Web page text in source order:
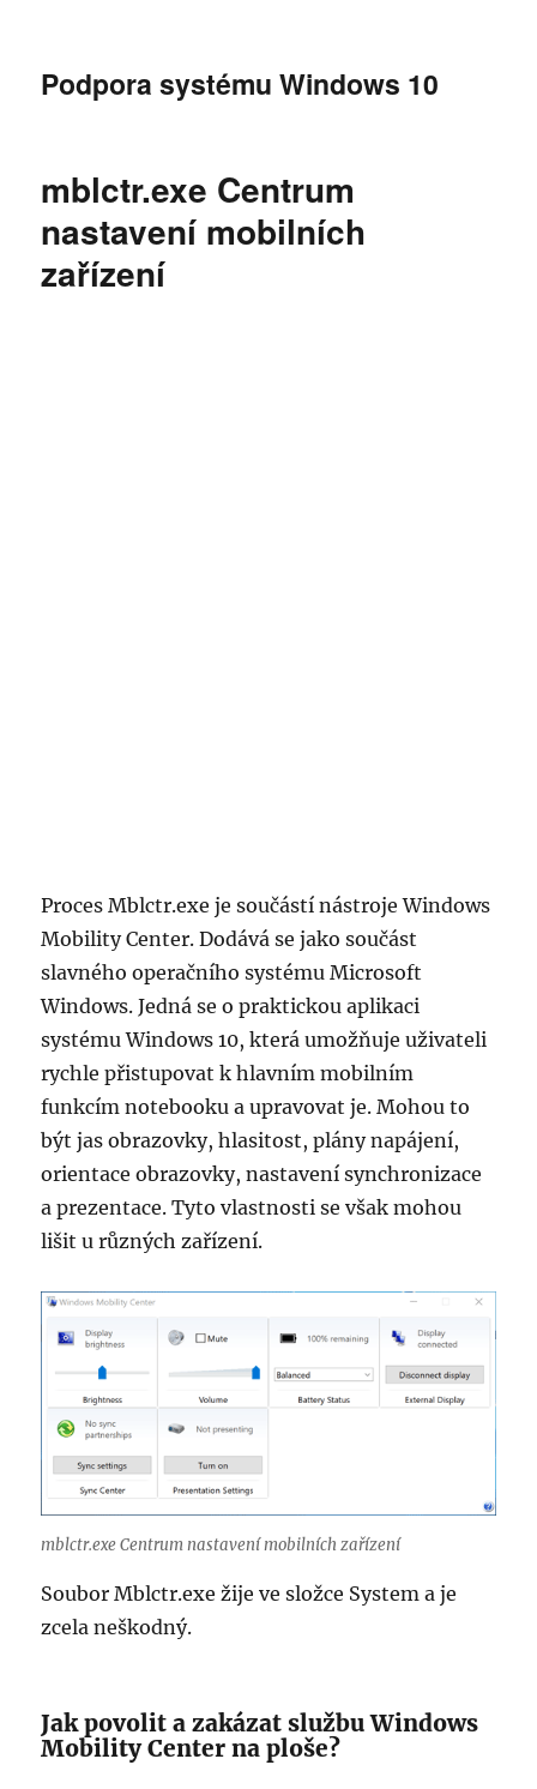
Podpora systému Windows 10
mblctr.exe Centrum
nastavení mobilních
zařízení
Proces Mblctr.exe je součástí nástroje Windows
Mobility Center. Dodává se jako součást
slavného operačního systému Microsoft
Windows. Jedná se o praktickou aplikaci
systému Windows 10, která umožňuje uživateli
rychle přistupovat k hlavním mobilním
funkcím notebooku a upravovat je. Mohou to
být jas obrazovky, hlasitost, plány napájení,
orientace obrazovky, nastavení synchronizace
a prezentace. Tyto vlastnosti se však mohou
lišit u různých zařízení.
mblctr.exe Centrum nastavení mobilních zařízení
Soubor Mblctr.exe žije ve složce System a je
zcela neškodný.
Jak povolit a zakázat službu Windows
Mobility Center na ploše?